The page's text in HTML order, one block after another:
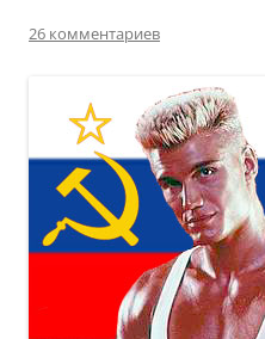
26 комментариев